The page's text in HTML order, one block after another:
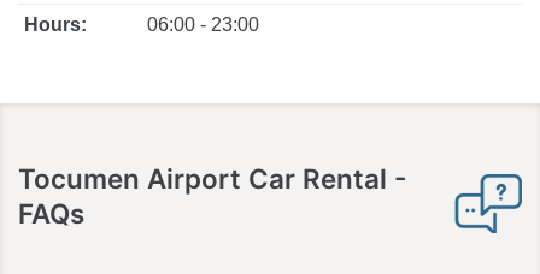
Hours: 06:00 - 23:00
Tocumen Airport Car Rental -
FAQs